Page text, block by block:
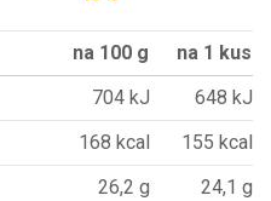
na 100 g
na 1 kus
704 kJ
648 kJ
168 kcal
155 kcal
26,2 g
24,1 g